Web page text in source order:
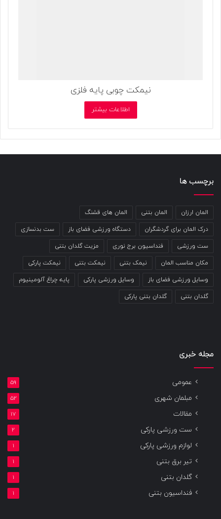
نیمکت چوبی پایه فلزی
اطلاعات بیشتر
برچسب ها
المان ارزان المان بتنی المان های قشنگ
درک المان برای گردشگران دستگاه ورزشی فضای باز ست بدنسازی
ست ورزشی فنداسیون برج نوری مزیت گلدان بتنی
مکان مناسب المان نیمک بتنی نیمکت بتنی نیمکت پارکی
وسایل ورزشی فضای باز وسایل ورزشی پارکی پایه چراغ آلومینیوم
گلدان بتنی گلدان بتنی پارکی
مجله خبری
عمومی 59
مبلمان شهری 52
مقالات 17
ست ورزشی پارکی 2
لوازم ورزشی پارکی 1
تیر برق بتنی 1
گلدان بتنی 1
فنداسیون بتنی 1